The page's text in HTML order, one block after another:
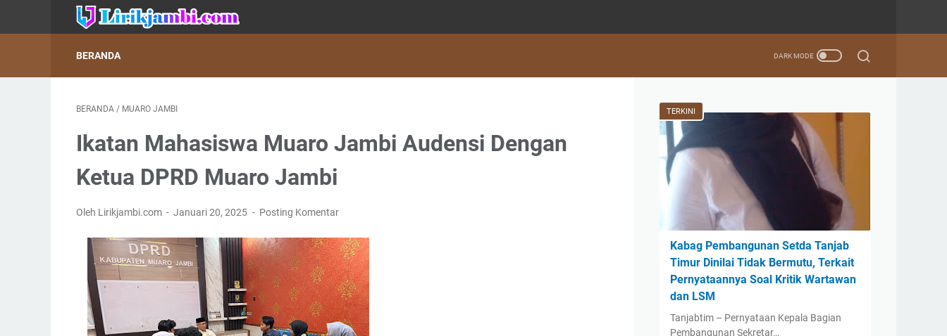
BERANDA
BERANDA / MUARO JAMBI
Ikatan Mahasiswa Muaro Jambi Audensi Dengan
Ketua DPRD Muaro Jambi
Oleh Lirikjambi.com Januari 20, 2025 Posting Komentar
TERKINI
Kabag Pembangunan Setda Tanjab
Timur Dinilai Tidak Bermutu, Terkait
Pernyataannya Soal Kritik Wartawan
dan LSM
Tanjabtim – Pernyataan Kepala Bagian
Pembangunan Sekretar…